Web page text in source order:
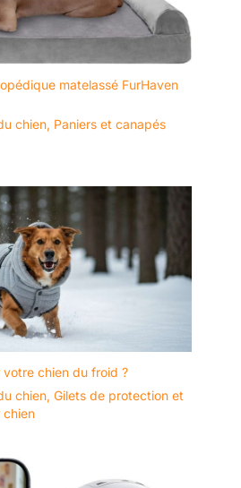
matelassé FurHaven
chien, Paniers et canapés
chien du froid ?
chien, Gilets de protection et
chien